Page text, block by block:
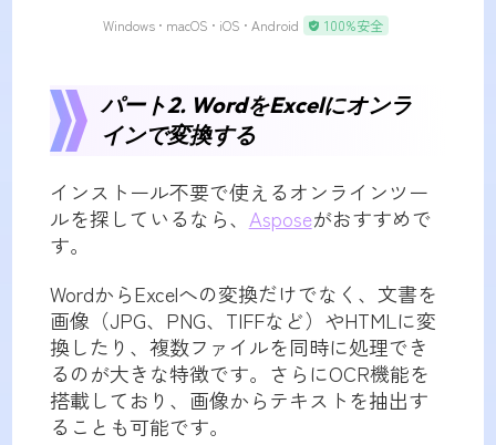
Windows • macOS • iOS • Android 100%安全
パート2. WordをExcelにオンラ
インで変換する
インストール不要で使えるオンラインツー
ルを探しているなら、 Asposeがおすすめで
す。
WordからExcelへの変換だけでなく、文書を
画像（JPG、PNG、TIFFなど）やHTMLに変
換したり、複数ファイルを同時に処理でき
るのが大きな特徴です。さらにOCR機能を
搭載しており、画像からテキストを抽出す
ることも可能です。